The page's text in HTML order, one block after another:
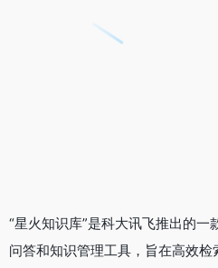
“星火知识库”是科大讯飞推出的
问答和知识管理工具，旨在高效